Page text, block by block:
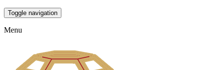
Toggle navigation
Menu